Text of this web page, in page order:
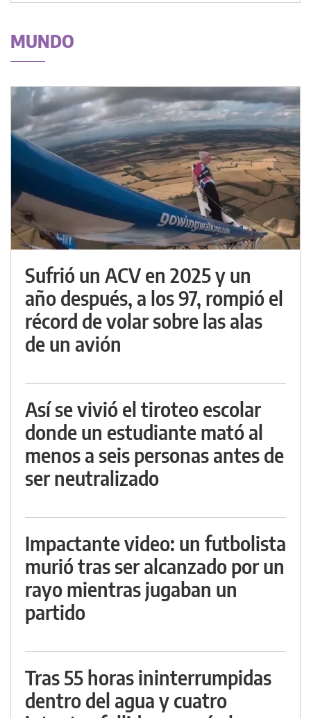
MUNDO
Sufrió un ACV en 2025 y un
año después, a los 97, rompió el
récord de volar sobre las alas
de un avión
Así se vivió el tiroteo escolar
donde un estudiante mató al
menos a seis personas antes de
ser neutralizado
Impactante video: un futbolista
murió tras ser alcanzado por un
rayo mientras jugaban un
partido
Tras 55 horas ininterrumpidas
dentro del agua y cuatro